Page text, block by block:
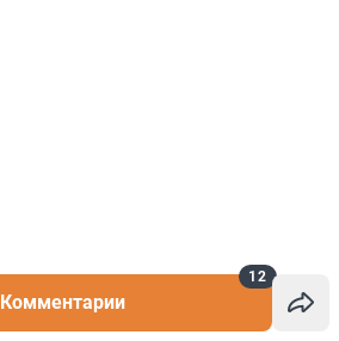
Комментарии
12